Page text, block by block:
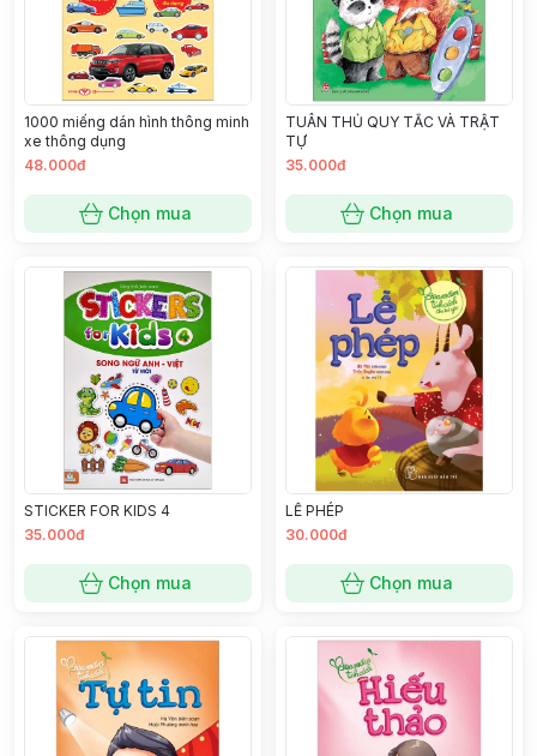
1000 miếng dán hình thông minh
xe thông dụng
48.000đ
Chọn mua
TUÂN THỦ QUY TẮC VÀ TRẬT
TỰ
35.000đ
Chọn mua
STICKER FOR KIDS 4
35.000đ
Chọn mua
LỄ PHÉP
30.000đ
Chọn mua